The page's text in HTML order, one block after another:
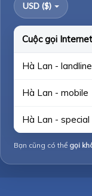
USD ($)
Cuộc gọi Internet
Hà Lan - landline
Hà Lan - mobile
Hà Lan - special
Bạn cũng có thể gọi